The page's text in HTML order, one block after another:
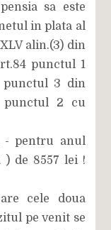
sa este
in plata al
alin.(3) din
punctul 1
punctul 3 din
punctul 2 cu
- pentru anul
de 8557 lei !
cele doua
pe venit se